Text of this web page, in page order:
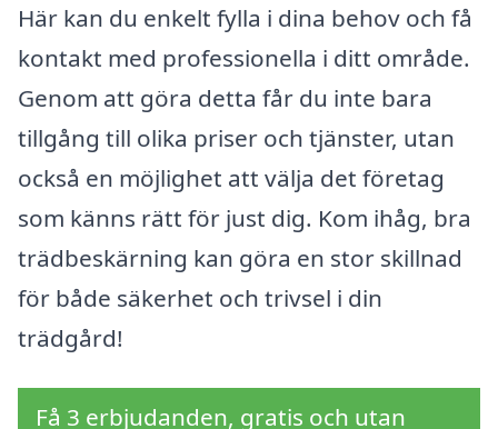
Här kan du enkelt fylla i dina behov och få
kontakt med professionella i ditt område.
Genom att göra detta får du inte bara
tillgång till olika priser och tjänster, utan
också en möjlighet att välja det företag
som känns rätt för just dig. Kom ihåg, bra
trädbeskärning kan göra en stor skillnad
för både säkerhet och trivsel i din
trädgård!
Få 3 erbjudanden, gratis och utan